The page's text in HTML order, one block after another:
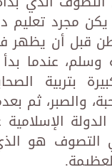
مجرد تعليم
قبل أن يظهر
وسلم، عندما
بتربية
والصبر، ثم
الدولة
التصوف هو